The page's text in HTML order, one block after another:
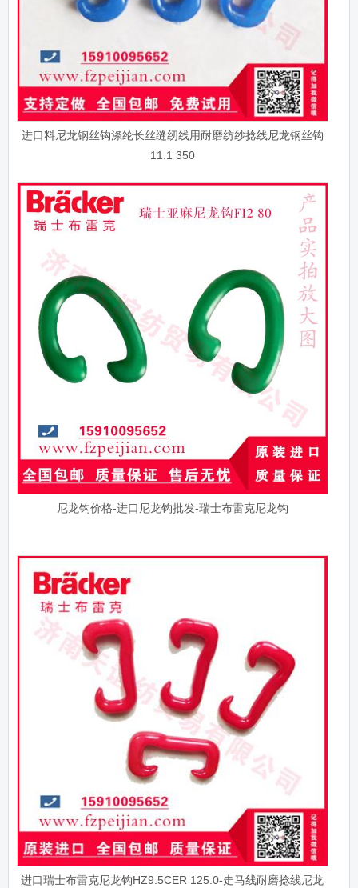
进口料尼龙钢丝钩涤纶长丝缝纫线用耐磨纺纱捻线尼龙钢丝钩
11.1 350
尼龙钩价格-进口尼龙钩批发-瑞士布雷克尼龙钩
进口瑞士布雷克尼龙钩HZ9.5CER 125.0-走马线耐磨捻线尼龙